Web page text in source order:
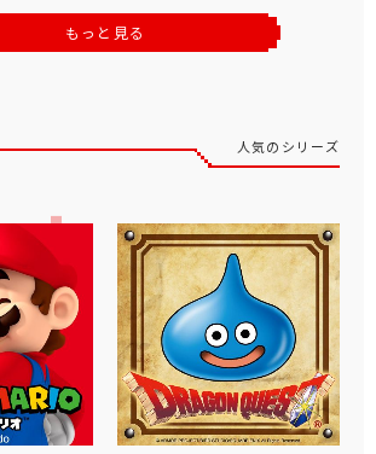
もっと見る
人気のシリーズ